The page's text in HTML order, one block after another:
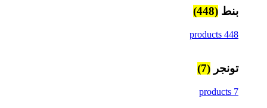
بنط (448)
448 products
تونجر (7)
7 products